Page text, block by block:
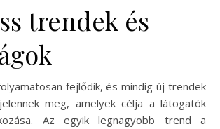
trendek és
fejlődik, és mindig új trendek
meg, amelyek célja a látogatók
Az egyik legnagyobb trend a